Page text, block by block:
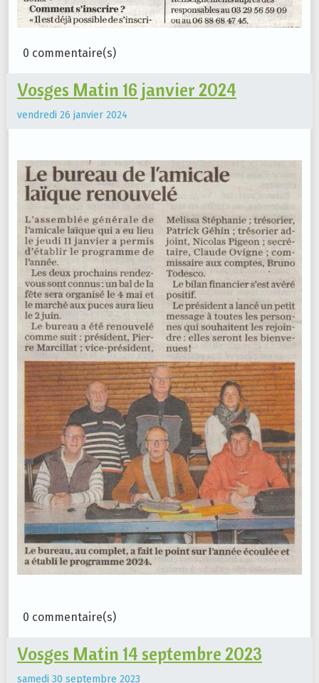
0 commentaire(s)
Vosges Matin 16 janvier 2024
vendredi 26 janvier 2024
0 commentaire(s)
Vosges Matin 14 septembre 2023
samedi 30 septembre 2023